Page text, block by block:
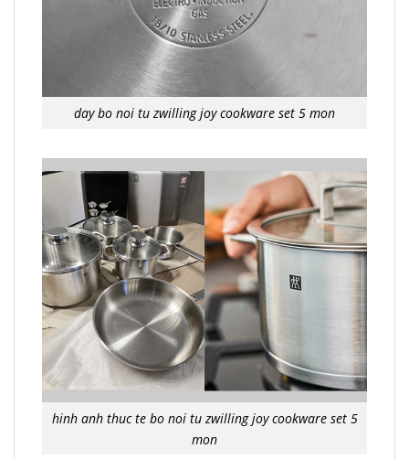
day bo noi tu zwilling joy cookware set 5 mon
hinh anh thuc te bo noi tu zwilling joy cookware set 5
mon